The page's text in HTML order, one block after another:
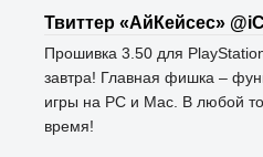
Твиттер
Прошивка 3.50 для
завтра! Главная фишка –
игры на PC и Mac. В любой
время!